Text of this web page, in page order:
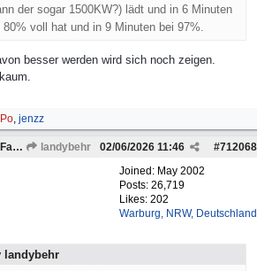
der sogar 1500KW?) lädt und in 6 Minuten
voll hat und in 9 Minuten bei 97%.
besser werden wird sich noch zeigen.
, jenzz
Re: Neue Studie zu E-Fahrzeugen landybehr #712068
02/06/2026 11:46
Joined: May 2002
Posts: 26,719
Likes: 202
Warburg, NRW, Deutschland
landybehr